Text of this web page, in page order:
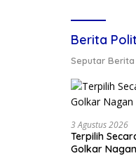
Berita
Seputar
3 Agustus 2026
Terpilih
Golkar